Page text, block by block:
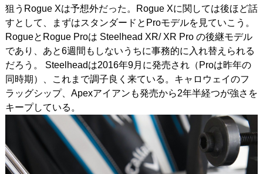
狙うRogue Xは予想外だった。Rogue Xに関しては後ほど話
すとして、まずはスタンダードとProモデルを見ていこう。
RogueとRogue Proは Steelhead XR/ XR Pro の後継モデル
であり、あと6週間もしないうちに事務的に入れ替えられる
だろう。
Steelheadは2016年9月に発売され（Proは昨年の
同時期）、これまで調子良く来ている。キャロウェイのフ
ラッグシップ、Apexアイアンも発売から2年半経つが強さを
キープしている。